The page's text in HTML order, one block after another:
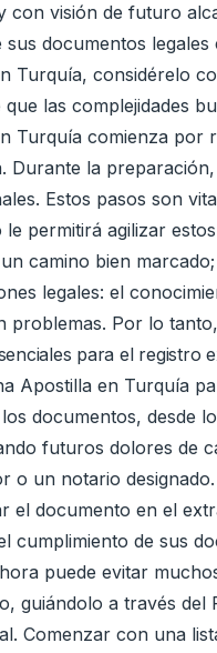
con visión de futuro
sus documentos
Turquía, considérelo
que las complejidades
Turquía comienza por
Durante la
Estos pasos son
le permitirá agilizar
camino bien
legales: el
problemas. Por lo
para el registro
Apostilla en Turquía
documentos, desde
futuros dolores de
o un notario
el documento en el
cumplimiento de sus
puede evitar
guiándolo a través
Comenzar con una